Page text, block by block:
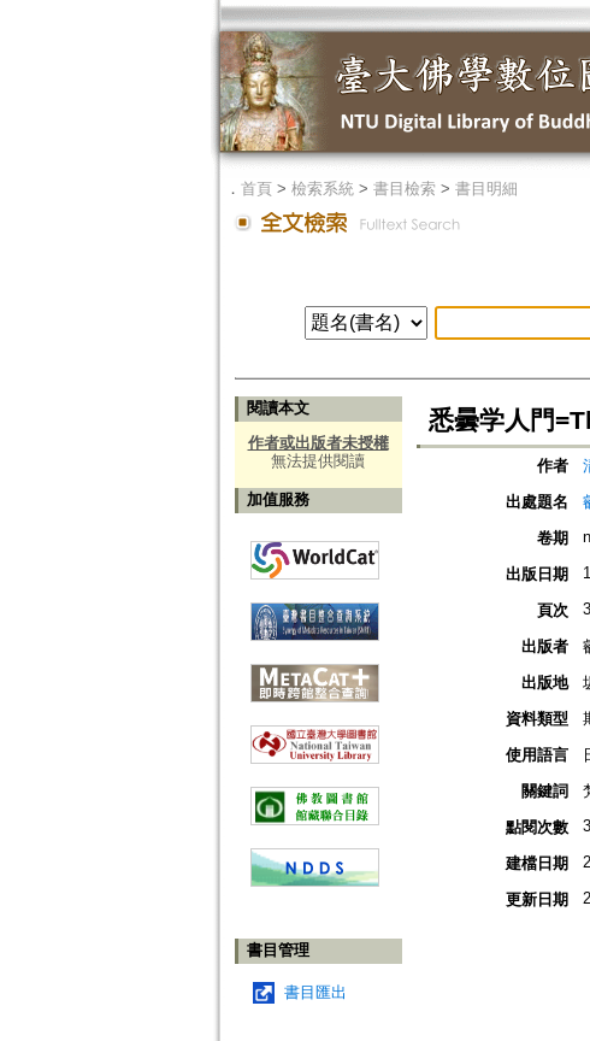
． 首頁> 檢索系統> 書目檢索> 書目明細
閱讀本文
作者或出版者未授權
無法提供閱讀
加值服務
書目管理
書目匯出
悉曇学人門
作者
出處題名
卷期
出版日期
頁次
出版者
出版地
資料類型
使用語言
關鍵詞
點閱次數
建檔日期
更新日期